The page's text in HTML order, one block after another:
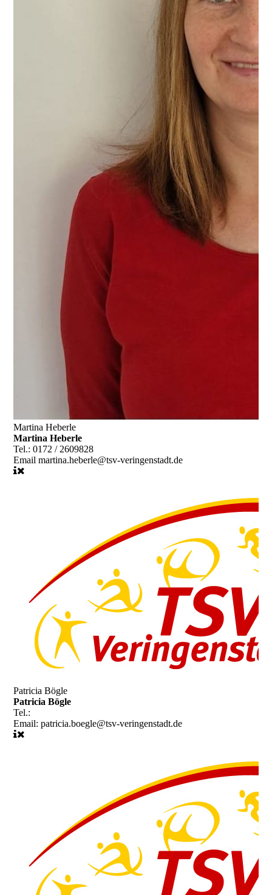
Martina Heberle
Martina Heberle
Tel.:0172 / 2609828
Emailmartina.heberle@tsv-veringenstadt.de
Patricia Bögle
Patricia Bögle
Tel.:
Email:patricia.boegle@tsv-veringenstadt.de